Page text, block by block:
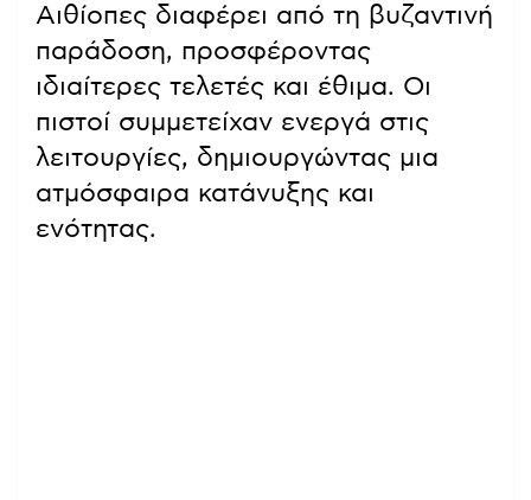
Αιθίοπες διαφέρει από τη βυζαντινή
παράδοση, προσφέροντας
ιδιαίτερες τελετές και έθιμα. Οι
πιστοί συμμετείχαν ενεργά στις
λειτουργίες, δημιουργώντας μια
ατμόσφαιρα κατάνυξης και
ενότητας.